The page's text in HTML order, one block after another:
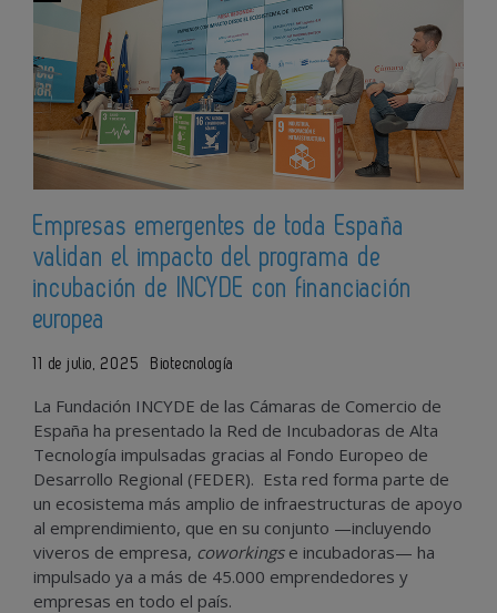
Empresas emergentes de toda España
validan el impacto del programa de
incubación de INCYDE con financiación
europea
11 de julio, 2025 Biotecnología
La Fundación INCYDE de las Cámaras de Comercio de
España ha presentado la Red de Incubadoras de Alta
Tecnología impulsadas gracias al Fondo Europeo de
Desarrollo Regional (FEDER). Esta red forma parte de
un ecosistema más amplio de infraestructuras de apoyo
al emprendimiento, que en su conjunto —incluyendo
viveros de empresa, coworkingse incubadoras— ha
impulsado ya a más de 45.000 emprendedores y
empresas en todo el país.